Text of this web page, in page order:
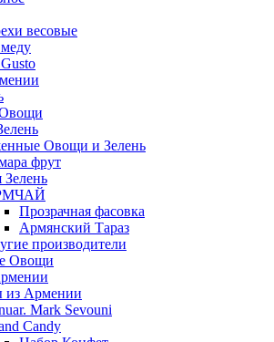
весовые
Овощи и Зелень
фрут
Прозрачная фасовка
Армянский Тараз
производители
Овощи
из Армении
Mark Sevouni
Candy